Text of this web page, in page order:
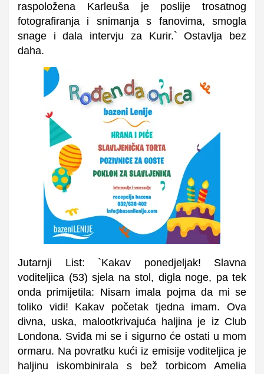
raspoložena Karleuša je poslije trosatnog
fotografiranja i snimanja s fanovima, smogla
snage i dala intervju za Kurir.` Ostavlja bez
daha.
Jutarnji List: `Kakav ponedjeljak! Slavna
voditeljica (53) sjela na stol, digla noge, pa tek
onda primijetila: Nisam imala pojma da mi se
toliko vidi! Kakav početak tjedna imam. Ova
divna, uska, malootkrivajuća haljina je iz Club
Londona. Sviđa mi se i sigurno će ostati u mom
ormaru. Na povratku kući iz emisije voditeljica je
haljinu iskombinirala s bež torbicom Amelia